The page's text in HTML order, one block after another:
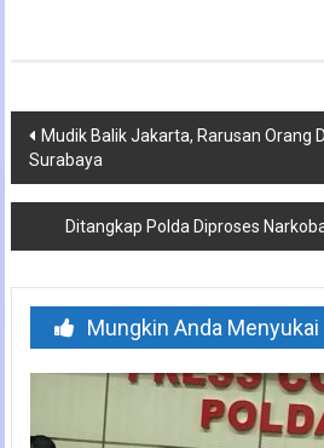
Navigasi
pos
Mudik Balik Jakarta, Rarusan Orang
Surabaya
Ditangkap Polda Diproses
Mungkin Anda Menyukai